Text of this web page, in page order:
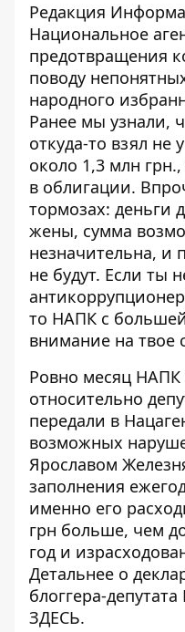
Редакция
Национальное
предотвращения
поводу
народного
Ранее мы узнали,
откуда-то взял не
около 1,3 млн
в облигации.
тормозах: деньги
жены, сумма
незначительна, и
не будут. Если ты
то НАПК с
внимание на твое
Ровно месяц НАПК
относительно
передали в
возможных
Ярославом
заполнения
именно его
грн больше, чем
год и
Детальнее о
блоггера-депутата
ЗДЕСЬ.